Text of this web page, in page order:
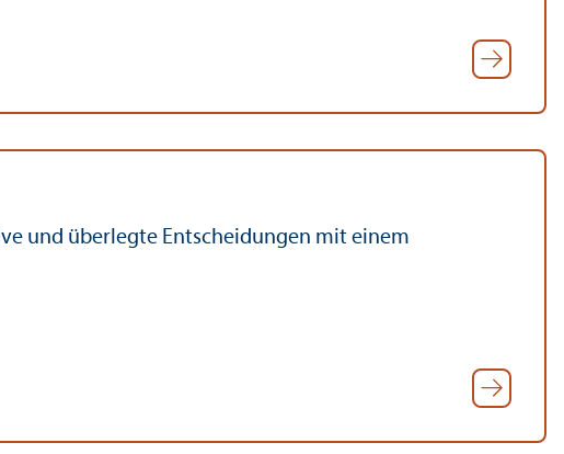
und überlegte Entscheidungen mit einem